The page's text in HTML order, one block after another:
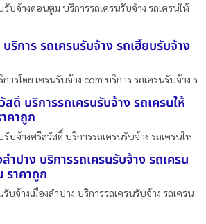
รับจ้างดอนตูม บริการรถเครนรับจ้าง รถเครนให้
ริการ รถเครนรับจ้าง รถเฮี๊ยบรับจ้าง
ารโดย เครนรับจ้าง.com บริการ รถเครนรับจ้าง ร
ดิ์ บริการรถเครนรับจ้าง รถเครนให้
คาถูก
รับจ้างศรีสวัสดิ์ บริการรถเครนรับจ้าง รถเครนให
ำปาง บริการรถเครนรับจ้าง รถเครน
ราคาถูก
บจ้างเมืองลำปาง บริการรถเครนรับจ้าง รถเครน